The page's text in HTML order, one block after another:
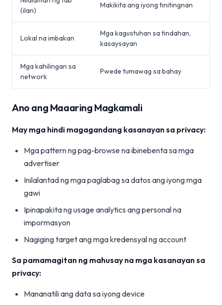
(ilan)
Makikita ang iyong tinitingnan
Lokal na imbakan
Mga kagustuhan sa tindahan,
kasaysayan
Mga kahilingan sa
network
Pwede tumawag sa bahay
Ano ang Maaaring Magkamali
May mga hindi magagandang kasanayan sa privacy:
Mga pattern ng pag-browse na ibinebenta sa mga
advertiser
Inilalantad ng mga paglabag sa datos ang iyong mga
gawi
Ipinapakita ng usage analytics ang personal na
impormasyon
Nagiging target ang mga kredensyal ng account
Sa pamamagitan ng mahusay na mga kasanayan sa
privacy:
Mananatili ang data sa iyong device